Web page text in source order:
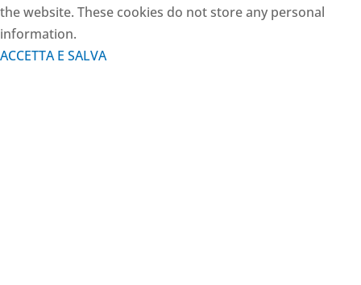
the website. These cookies do not store any personal
information.
ACCETTA E SALVA